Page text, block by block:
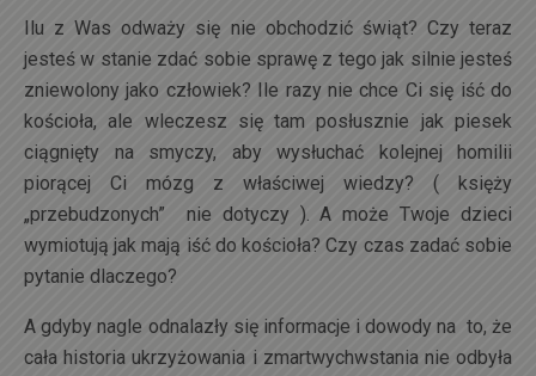
Ilu z Was odważy się nie obchodzić świąt? Czy teraz
jesteś w stanie zdać sobie sprawę z tego jak silnie jesteś
zniewolony jako człowiek? Ile razy nie chce Ci się iść do
kościoła, ale wleczesz się tam posłusznie jak piesek
ciągnięty na smyczy, aby wysłuchać kolejnej homilii
piorącej Ci mózg z właściwej wiedzy? ( księży
„przebudzonych” nie dotyczy ). A może Twoje dzieci
wymiotują jak mają iść do kościoła? Czy czas zadać sobie
pytanie dlaczego?
A gdyby nagle odnalazły się informacje i dowody na to, że
cała historia ukrzyżowania i zmartwychwstania nie odbyła